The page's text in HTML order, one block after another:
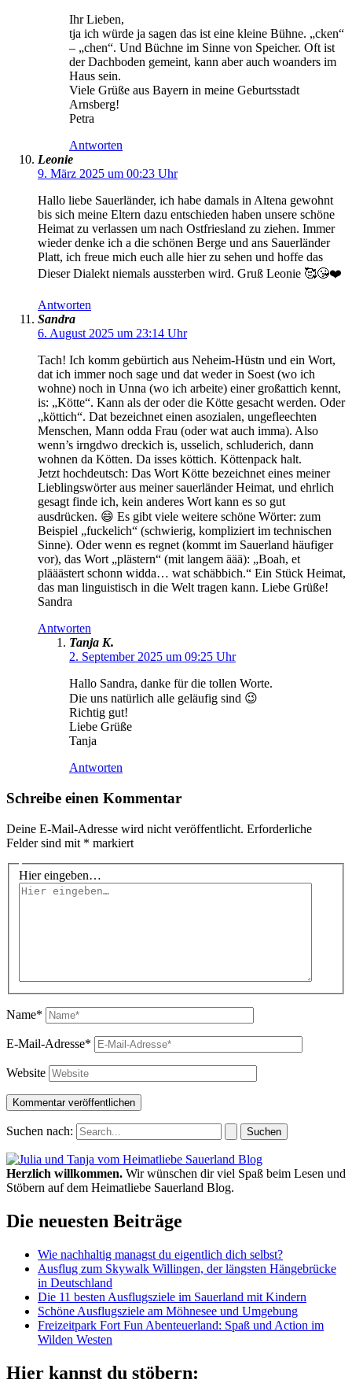
Ihr Lieben,
tja ich würde ja sagen das ist eine kleine Bühne. „cken“
– „chen“. Und Büchne im Sinne von Speicher. Oft ist
der Dachboden gemeint, kann aber auch woanders im
Haus sein.
Viele Grüße aus Bayern in meine Geburtsstadt
Arnsberg!
Petra
Antworten
Leonie
9. März 2025 um 00:23 Uhr
Hallo liebe Sauerländer, ich habe damals in Altena gewohnt
bis sich meine Eltern dazu entschieden haben unsere schöne
Heimat zu verlassen um nach Ostfriesland zu ziehen. Immer
wieder denke ich a die schönen Berge und ans Sauerländer
Platt, ich freue mich euch alle hier zu sehen und hoffe das
Dieser Dialekt niemals aussterben wird. Gruß Leonie 🥰😘❤️
Antworten
Sandra
6. August 2025 um 23:14 Uhr
Tach! Ich komm gebürtich aus Neheim-Hüstn und ein Wort,
dat ich immer noch sage und dat weder in Soest (wo ich
wohne) noch in Unna (wo ich arbeite) einer großattich kennt,
is: „Kötte“. Kann als der oder die Kötte gesacht werden. Oder
„köttich“. Dat bezeichnet einen asozialen, ungefleechten
Menschen, Mann odda Frau (oder wat auch imma). Also
wenn’s irngdwo dreckich is, usselich, schluderich, dann
wohnen da Kötten. Da isses köttich. Köttenpack halt.
Jetzt hochdeutsch: Das Wort Kötte bezeichnet eines meiner
Lieblingswörter aus meiner sauerländer Heimat, und ehrlich
gesagt finde ich, kein anderes Wort kann es so gut
ausdrücken. 😄 Es gibt viele weitere schöne Wörter: zum
Beispiel „fuckelich“ (schwierig, kompliziert im technischen
Sinne). Oder wenn es regnet (kommt im Sauerland häufiger
vor), das Wort „plästern“ (mit langem äää): „Boah, et
plääästert schonn widda… wat schäbbich.“ Ein Stück Heimat,
das man linguistisch in die Welt tragen kann. Liebe Grüße!
Sandra
Antworten
Tanja K.
2. September 2025 um 09:25 Uhr
Hallo Sandra, danke für die tollen Worte.
Die uns natürlich alle geläufig sind 😉
Richtig gut!
Liebe Grüße
Tanja
Antworten
Schreibe einen Kommentar
Deine E-Mail-Adresse wird nicht veröffentlicht. Erforderliche
Felder sind mit * markiert
Hier eingeben…
Name*
E-Mail-Adresse*
Website
Suchen nach:
Herzlich willkommen. Wir wünschen dir viel Spaß beim Lesen und
Stöbern auf dem Heimatliebe Sauerland Blog.
Die neuesten Beiträge
Wie nachhaltig managst du eigentlich dich selbst?
Ausflug zum Skywalk Willingen, der längsten Hängebrücke
in Deutschland
Die 11 besten Ausflugsziele im Sauerland mit Kindern
Schöne Ausflugsziele am Möhnesee und Umgebung
Freizeitpark Fort Fun Abenteuerland: Spaß und Action im
Wilden Westen
Hier kannst du stöbern: